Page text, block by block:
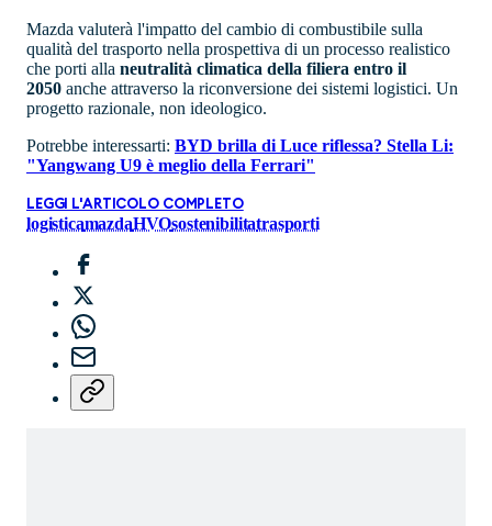
Mazda valuterà l'impatto del cambio di combustibile sulla
qualità del trasporto nella prospettiva di un processo realistico
che porti alla neutralità climatica della filiera entro il
2050 anche attraverso la riconversione dei sistemi logistici. Un
progetto razionale, non ideologico.
Potrebbe interessarti: BYD brilla di Luce riflessa? Stella Li:
"Yangwang U9 è meglio della Ferrari"
LEGGI L'ARTICOLO COMPLETO
logisticamazdaHVOsostenibilitatrasporti